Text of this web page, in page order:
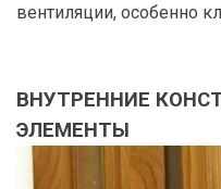
вентиляции, особенно
ВНУТРЕННИЕ
ЭЛЕМЕНТЫ